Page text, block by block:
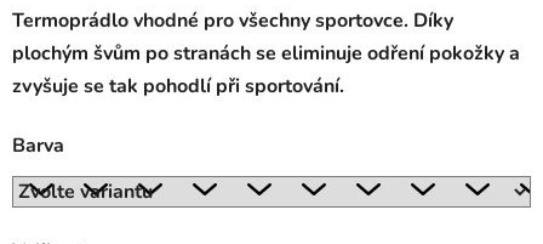
Termoprádlo vhodné pro všechny sportovce. Díky
plochým švům po stranách se eliminuje odření pokožky a
zvyšuje se tak pohodlí při sportování.
Barva